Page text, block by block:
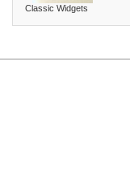
Classic Widgets